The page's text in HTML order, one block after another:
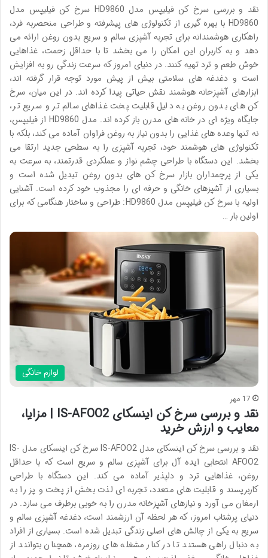
نقد و بررسی سرخ کن فیلیپس مدل HD9860 سرخ کن فیلیپس مدل
HD9860 با بهره گیری از تکنولوژی های پیشرفته و طراحی منحصربه فرد،
راهکاری هوشمندانه برای تجربه آشپزی سالم و سریع بدون روغن ارائه می
دهد و به کاربران این امکان را می بخشد تا با حداقل زحمت، غذاهایی
خوش طعم و ترد تهیه کنند. در دنیای امروز که سرعت زندگی رو به افزایش
است و دغدغه های سلامتی بیش از پیش مورد توجه قرار گرفته اند،
ابزارهای آشپزخانه هوشمند نقش حیاتی پیدا کرده اند. در این میان، سرخ
کن های بدون روغن به دلیل قابلیت پخت غذاهای سالم تر و سریع تر،
جایگاه ویژه ای در خانه های مدرن باز کرده اند. مدل HD9860 از فیلیپس،
نه تنها وعده های غذایی را بدون نیاز به روغن فراوان آماده می کند، بلکه با
تکنولوژی های هوشمند خود، تجربه آشپزی را به سطحی جدید ارتقا می
بخشد. این دستگاه با طراحی چشم نواز و عملکردی قدرتمند، به سرعت به
یکی از پرچمداران بازار سرخ کن های بدون روغن تبدیل شده است و
بسیاری از آشپزهای خانگی و حرفه ای را مجذوب خود کرده است. آشنایی
اولیه با سرخ کن فیلیپس مدل HD9860: طراحی و ساختار هنگامی که برای
اولین بار …
لوازم خانگی
17 مهر
نقد و بررسی سرخ کن اینسکای IS-AFOO2 | مزایا،
معایب و ارزش خرید
نقد و بررسی سرخ کن اینسکای مدل IS-AFOO2 سرخ کن اینسکای مدل IS-
AFOO2 انتخابی ایده آل برای آشپزی سالم و سریع است که با حداقل
روغن، غذاهایی ترد و دلپذیر آماده می کند. این دستگاه با طراحی
کاربرپسند و قابلیت های متعدد، تجربه ای لذت بخش از پخت و پز را به
ارمغان می آورد و نیازهای آشپزخانه مدرن را به خوبی برطرف می سازد. در
دنیای پرشتاب امروز، که هر لحظه آن ارزشمند است، دغدغه آشپزی سالم و
سریع به یکی از چالش های اصلی زندگی تبدیل شده است. بسیاری از افراد
به دنبال راهی هستند تا در کنار مشغله های روزمره، همچنان بتوانند از